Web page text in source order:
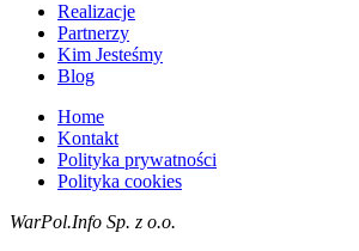
Realizacje
Partnerzy
Kim Jesteśmy
Blog
Home
Kontakt
Polityka prywatności
Polityka cookies
WarPol.Info Sp. z o.o.